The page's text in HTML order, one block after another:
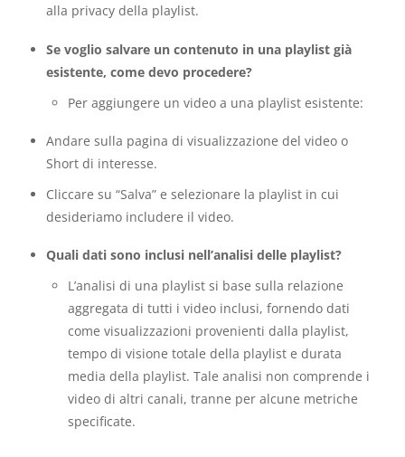
alla privacy della playlist.
Se voglio salvare un contenuto in una playlist già
esistente, come devo procedere?
Per aggiungere un video a una playlist esistente:
Andare sulla pagina di visualizzazione del video o
Short di interesse.
Cliccare su “Salva” e selezionare la playlist in cui
desideriamo includere il video.
Quali dati sono inclusi nell’analisi delle playlist?
L’analisi di una playlist si base sulla relazione
aggregata di tutti i video inclusi, fornendo dati
come visualizzazioni provenienti dalla playlist,
tempo di visione totale della playlist e durata
media della playlist. Tale analisi non comprende i
video di altri canali, tranne per alcune metriche
specificate.